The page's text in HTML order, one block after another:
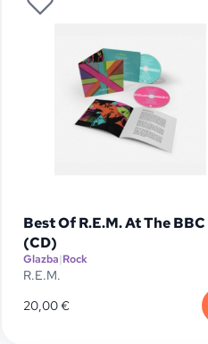
Best Of R.E.M. At The BBC
(CD)
Glazba|Rock
R.E.M.
20,00€